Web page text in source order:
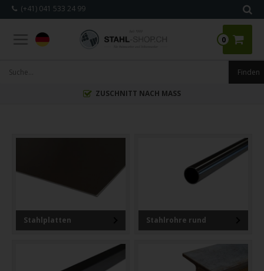
(+41) 041 533 24 99
0
ZUSCHNITT NACH MASS
Stahlplatten Stahlrohre rund